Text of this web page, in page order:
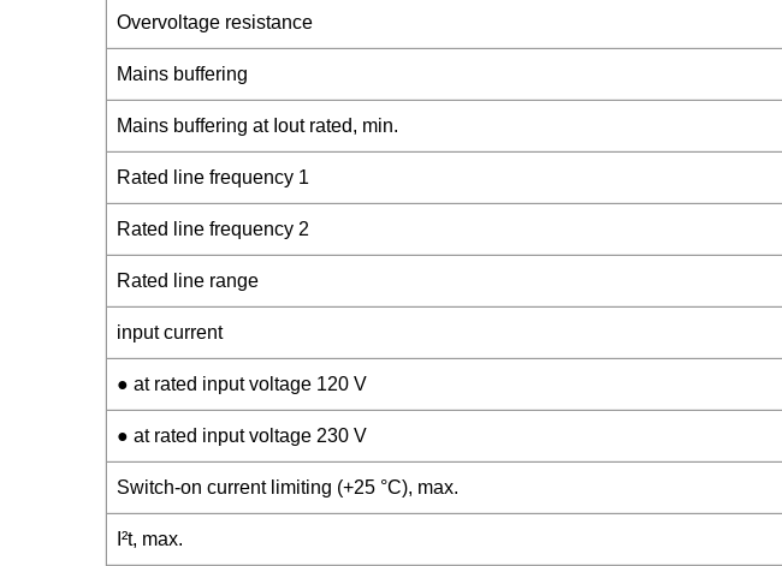
Overvoltage resistance
Mains buffering
Mains buffering at Iout rated, min.
Rated line frequency 1
Rated line frequency 2
Rated line range
input current
● at rated input voltage 120 V
● at rated input voltage 230 V
Switch-on current limiting (+25 °C), max.
I²t, max.